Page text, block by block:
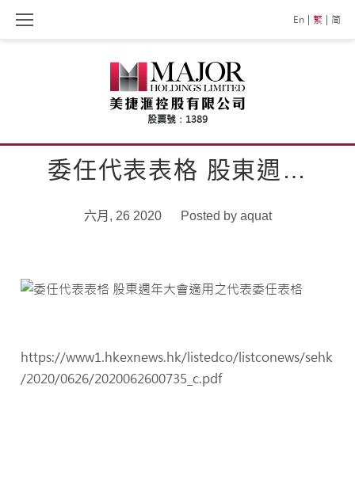
Skip
En 繁 简
委任代表表格 股東週…
六月, 26 2020 Posted by aquat
https://www1.hkexnews.hk/listedco/listconews/sehk
/2020/0626/2020062600735_c.pdf